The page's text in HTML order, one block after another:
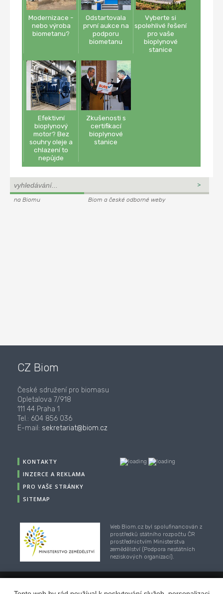
Modernizace -
nebo výroba
biometanu?
Odstartovala
první aukce na
podporu
biometanu
Vyberte si
spolehlivé řešení
pro vaše
bioplynové
stanice
Efektivní
bioplynový
motor? Bez
souhry oleje a
chlazení to
nepůjde
Zkušenosti s
certifikací
bioplynové
stanice
na Biomu Biom a české odborné weby
CZ Biom
České sdružení pro biomasu
Opletalova 7/918
111 44 Praha 1
Tel.: 604 856 036
E-mail: sekretariat@biom.cz
KONTAKTY
INZERCE A REKLAMA
PRO VAŠE STRÁNKY
SITEMAP
Web Biom.cz byl spolufinancován z
prostředků státního rozpočtu ČR
prostřednictvím Ministerstva
zemědělství (Podpora nestátních
neziskových organizací).